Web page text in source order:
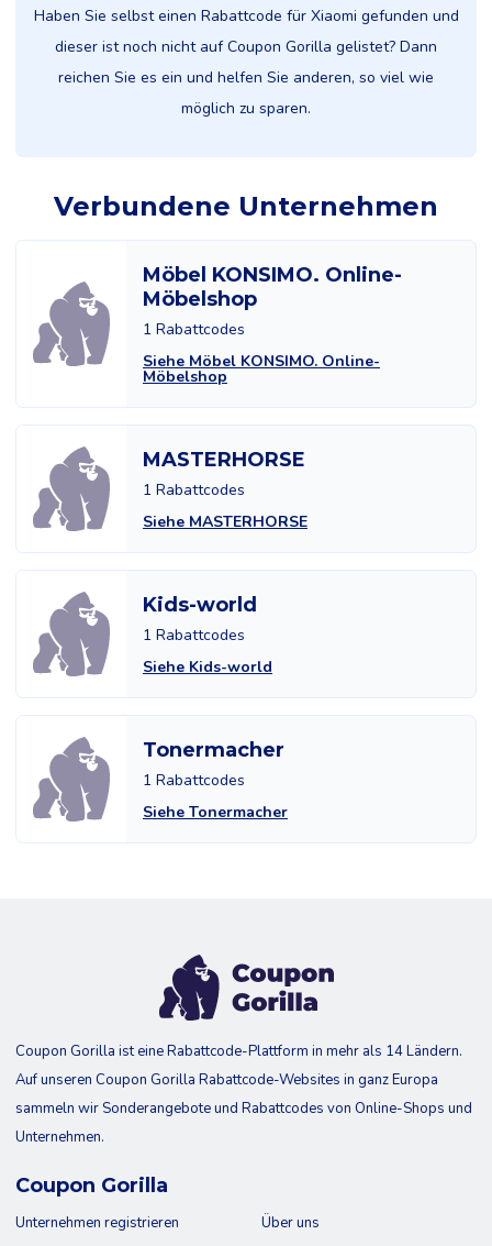
Haben Sie selbst einen Rabattcode für Xiaomi gefunden und
dieser ist noch nicht auf Coupon Gorilla gelistet? Dann
reichen Sie es ein und helfen Sie anderen, so viel wie
möglich zu sparen.
Verbundene Unternehmen
Möbel KONSIMO. Online-
Möbelshop
1 Rabattcodes
Siehe Möbel KONSIMO. Online-
Möbelshop
MASTERHORSE
1 Rabattcodes
Siehe MASTERHORSE
Kids-world
1 Rabattcodes
Siehe Kids-world
Tonermacher
1 Rabattcodes
Siehe Tonermacher
Coupon Gorilla ist eine Rabattcode-Plattform in mehr als 14 Ländern.
Auf unseren Coupon Gorilla Rabattcode-Websites in ganz Europa
sammeln wir Sonderangebote und Rabattcodes von Online-Shops und
Unternehmen.
Coupon Gorilla
Unternehmen registrieren
Über uns